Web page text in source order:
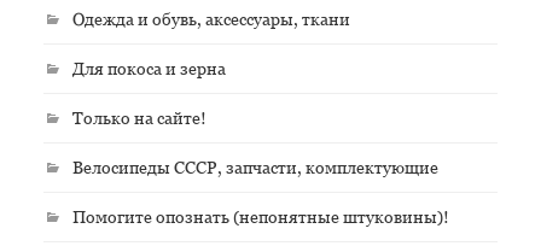
Одежда и обувь, аксессуары, ткани
Для покоса и зерна
Только на сайте!
Велосипеды СССР, запчасти, комплектующие
Помогите опознать (непонятные штуковины)!